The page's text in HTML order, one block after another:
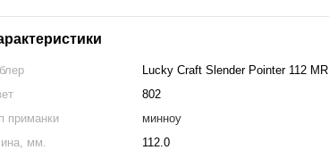
Lucky Craft Slender Pointer 112 MR
802
приманки
минноу
мм.
112.0